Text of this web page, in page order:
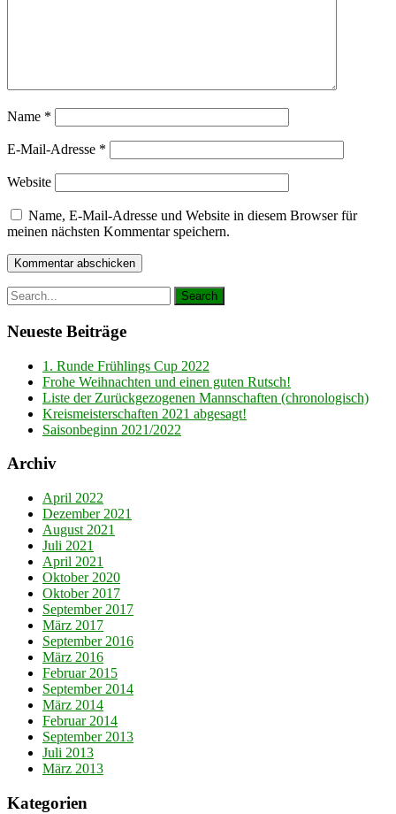
Name *
E-Mail-Adresse *
Website
Name, E-Mail-Adresse und Website in diesem Browser für
meinen nächsten Kommentar speichern.
Neueste Beiträge
1. Runde Frühlings Cup 2022
Frohe Weihnachten und einen guten Rutsch!
Liste der Zurückgezogenen Mannschaften (chronologisch)
Kreismeisterschaften 2021 abgesagt!
Saisonbeginn 2021/2022
Archiv
April 2022
Dezember 2021
August 2021
Juli 2021
April 2021
Oktober 2020
Oktober 2017
September 2017
März 2017
September 2016
März 2016
Februar 2015
September 2014
März 2014
Februar 2014
September 2013
Juli 2013
März 2013
Kategorien